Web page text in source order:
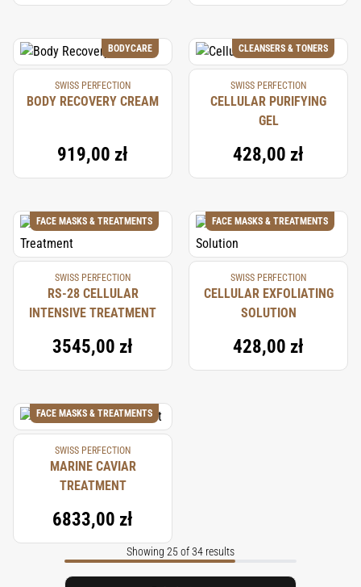
BODYCARE
SWISS PERFECTION
BODY RECOVERY CREAM
919,00 zł
CLEANSERS & TONERS
SWISS PERFECTION
CELLULAR PURIFYING
GEL
428,00 zł
FACE MASKS & TREATMENTS
SWISS PERFECTION
RS-28 CELLULAR
INTENSIVE TREATMENT
3545,00 zł
FACE MASKS & TREATMENTS
SWISS PERFECTION
CELLULAR EXFOLIATING
SOLUTION
428,00 zł
FACE MASKS & TREATMENTS
SWISS PERFECTION
MARINE CAVIAR
TREATMENT
6833,00 zł
Showing 25 of 34 results